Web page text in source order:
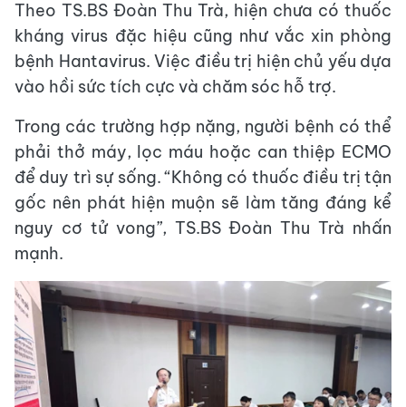
Theo TS.BS Đoàn Thu Trà, hiện chưa có thuốc
kháng virus đặc hiệu cũng như vắc xin phòng
bệnh Hantavirus. Việc điều trị hiện chủ yếu dựa
vào hồi sức tích cực và chăm sóc hỗ trợ.
Trong các trường hợp nặng, người bệnh có thể
phải thở máy, lọc máu hoặc can thiệp ECMO
để duy trì sự sống. “Không có thuốc điều trị tận
gốc nên phát hiện muộn sẽ làm tăng đáng kể
nguy cơ tử vong”, TS.BS Đoàn Thu Trà nhấn
mạnh.